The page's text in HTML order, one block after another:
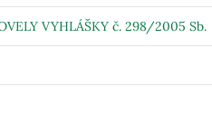
VYHLÁŠKY č. 298/2005 Sb.